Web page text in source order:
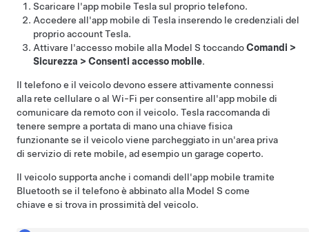
Scaricare l'app mobile Tesla sul proprio telefono.
Accedere all'app mobile di Tesla inserendo le credenziali del
proprio account Tesla.
Attivare l'accesso mobile alla Model S toccandoComandi >
Sicurezza > Consenti accesso mobile.
Il telefono e il veicolo devono essere attivamente connessi
alla rete cellulare o al Wi-Fi per consentire all'app mobile di
comunicare da remoto con il veicolo. Tesla raccomanda di
tenere sempre a portata di mano una chiave fisica
funzionante se il veicolo viene parcheggiato in un'area priva
di servizio di rete mobile, ad esempio un garage coperto.
Il veicolo supporta anche i comandi dell'app mobile tramite
Bluetooth se il telefono è abbinato alla Model S come
chiave e si trova in prossimità del veicolo.